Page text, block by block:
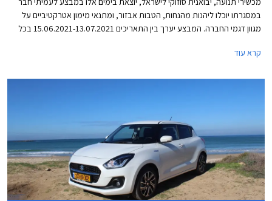
במסגרתו יוכלו ליהנות מהנחות, הטבות אבזור, ומתנאי מימון אטרקטיביים על
מגוון דגמי החברה. המבצע יערך בין התאריכים 15.06.2021-13.07.2021 בכל
קרא עוד